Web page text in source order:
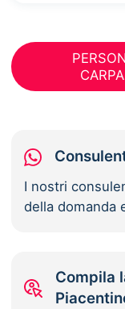
I nostri
della domanda
Compila